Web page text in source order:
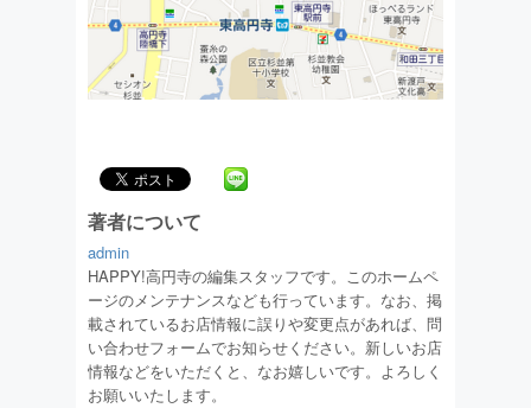
著者について
admin
HAPPY!高円寺の編集スタッフです。このホームペ
ージのメンテナンスなども行っています。なお、掲
載されているお店情報に誤りや変更点があれば、問
い合わせフォームでお知らせください。新しいお店
情報などをいただくと、なお嬉しいです。よろしく
お願いいたします。